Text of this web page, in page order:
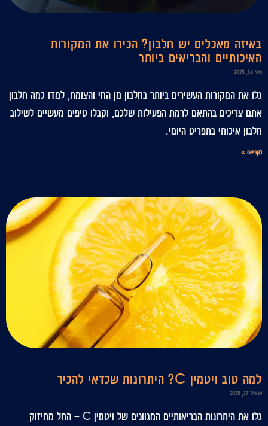
באיזה מאכלים יש חלבון? הכירו את המקורות
האיכותיים והבריאים ביותר
מאי 16, 2025
גלו את המקורות העשירים ביותר בחלבון מן החי והצומח, למדו כמה חלבון
אתם צריכים בהתאם לרמת הפעילות שלכם, וקבלו טיפים מעשיים לשילוב
חלבון איכותי בתפריט היומי.
לקריאה »
למה טוב ויטמין C? היתרונות שכדאי להכיר
אפריל 17, 2025
גלו את היתרונות הבריאותיים המגוונים של ויטמין C – החל מחיזוק